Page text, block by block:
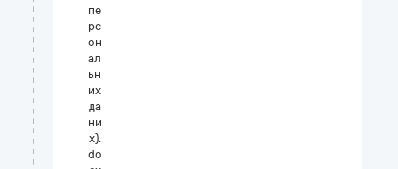
пе
рс
он
ал
ьн
их
да
ни
х).
do